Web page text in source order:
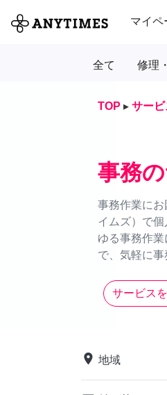
マイペ
全て 修理
TOP ▸ サービ
事務
事務作業に
イムズ）で
ゆる事務作
で、気軽に事
サービス
place 地域